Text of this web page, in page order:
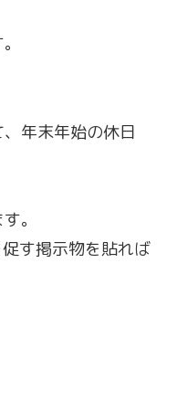
年末年始の休日
。
す掲示物を貼れば